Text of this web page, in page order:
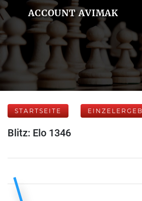
ACCOUNT AVIMAK
STARTSEITE
Blitz: Elo 1346